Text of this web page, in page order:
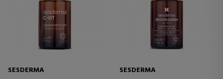
SESDERMA
SESDERMA